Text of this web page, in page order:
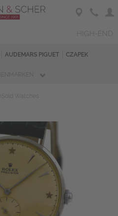
AUDEMARS PIGUET CZAPEK